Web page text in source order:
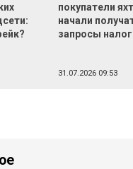
покупатели
начали
запросы
31.07.2026 09:53